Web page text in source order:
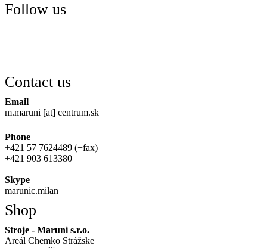
Follow us
Contact us
Email
m.maruni [at] centrum.sk
Phone
+421 57 7624489 (+fax)
+421 903 613380
Skype
marunic.milan
Shop
Stroje - Maruni s.r.o.
Areál Chemko Strážske